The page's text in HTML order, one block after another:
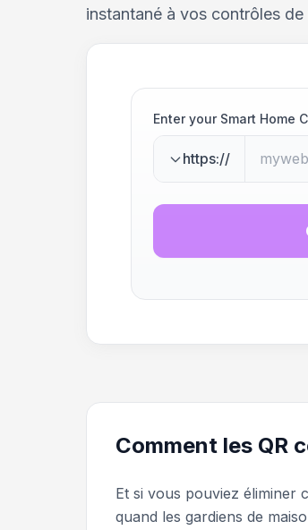
instantané à vos contrôles
Enter your Smart Home
https://
Comment les QR
Et si vous pouviez éliminer
quand les gardiens de